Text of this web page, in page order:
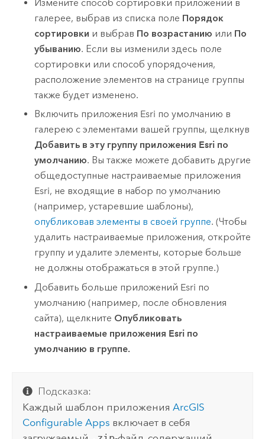
Измените способ сортировки приложений в
галерее, выбрав из списка поле Порядок
сортировки и выбрав По возрастанию или По
убыванию. Если вы изменили здесь поле
сортировки или способ упорядочения,
расположение элементов на странице группы
также будет изменено.
Включить приложения Esri по умолчанию в
галерею с элементами вашей группы, щелкнув
Добавить в эту группу приложения Esri по
умолчанию. Вы также можете добавить другие
общедоступные настраиваемые приложения
Esri, не входящие в набор по умолчанию
(например, устаревшие шаблоны),
опубликовав элементы в своей группе. (Чтобы
удалить настраиваемые приложения, откройте
группу и удалите элементы, которые больше
не должны отображаться в этой группе.)
Добавить больше приложений Esri по
умолчанию (например, после обновления
сайта), щелкните Опубликовать
настраиваемые приложения Esri по
умолчанию в группе.
Подсказка:
Каждый шаблон приложенияArcGIS
Configurable Apps включает в себя